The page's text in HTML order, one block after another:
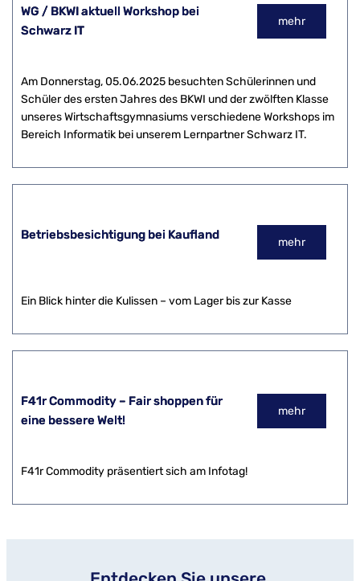
WG / BKWI aktuell Workshop bei
Schwarz IT
mehr
Am Donnerstag, 05.06.2025 besuchten Schülerinnen und
Schüler des ersten Jahres des BKWI und der zwölften Klasse
unseres Wirtschaftsgymnasiums verschiedene Workshops im
Bereich Informatik bei unserem Lernpartner Schwarz IT.
Betriebsbesichtigung bei Kaufland
mehr
Ein Blick hinter die Kulissen – vom Lager bis zur Kasse
F41r Commodity – Fair shoppen für
eine bessere Welt!
mehr
F41r Commodity präsentiert sich am Infotag!